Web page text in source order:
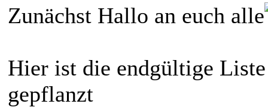
Zunächst Hallo an euch alle
Hier ist die endgültige
gepflanzt